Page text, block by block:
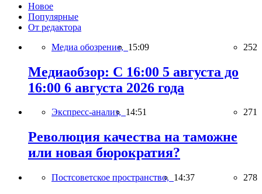
Новое
Популярные
От редактора
Медиа обозрение, 15:09 252
Медиаобзор: С 16:00 5 августа до
16:00 6 августа 2026 года
Экспресс-анализ, 14:51 271
Революция качества на таможне
или новая бюрократия?
Постсоветское пространство, 14:37 278